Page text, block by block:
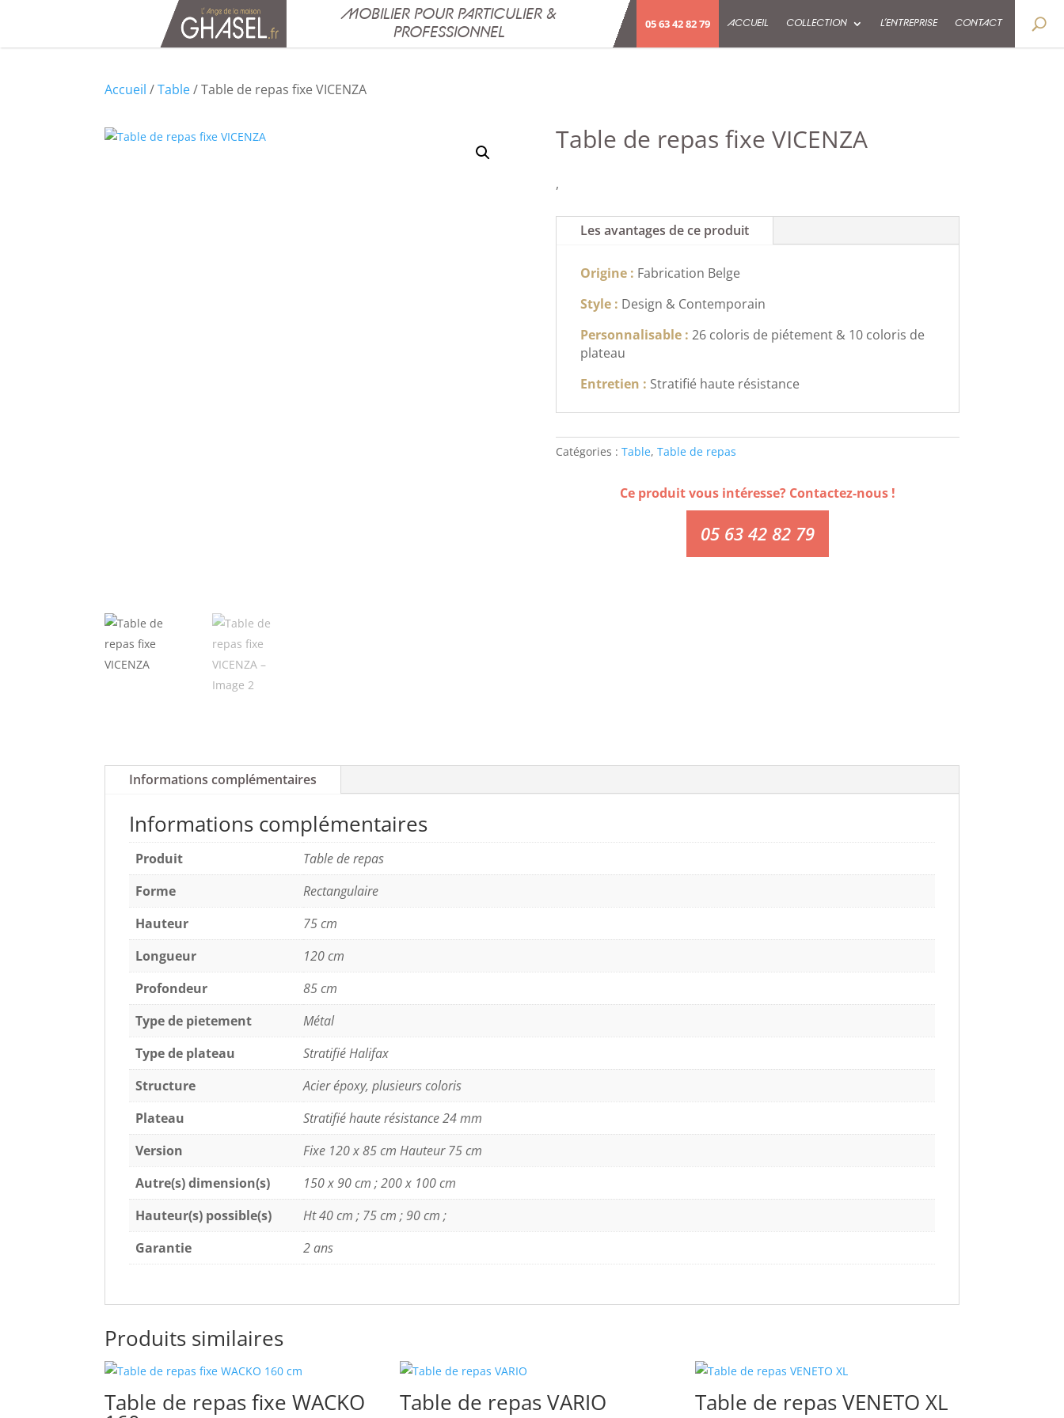
MOBILIER POUR PARTICULIER &
PROFESSIONNEL
05 63 42 82 79 ACCUEIL COLLECTION L’ENTREPRISE CONTACT
Accueil /Table/ Table de repas fixe VICENZA
Table de repas fixe VICENZA
,
Les avantages de ce produit
Origine : Fabrication Belge
Style : Design & Contemporain
Personnalisable : 26 coloris de piétement & 10 coloris de
plateau
Entretien : Stratifié haute résistance
Catégories : Table, Table de repas
Ce produit vous intéresse? Contactez-nous !
05 63 42 82 79
Informations complémentaires
Informations complémentaires
Produit
Table de repas
Forme
Rectangulaire
Hauteur
75 cm
Longueur
120 cm
Profondeur
85 cm
Type de pietement
Métal
Type de plateau
Stratifié Halifax
Structure
Acier époxy, plusieurs coloris
Plateau
Stratifié haute résistance 24 mm
Version
Fixe 120 x 85 cm Hauteur 75 cm
Autre(s) dimension(s)
150 x 90 cm ; 200 x 100 cm
Hauteur(s) possible(s)
Ht 40 cm ; 75 cm ; 90 cm ;
Garantie
2 ans
Produits similaires
Table de repas fixe WACKO Table de repas VARIO Table de repas VENETO XL